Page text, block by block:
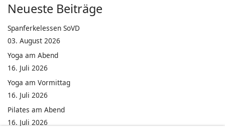
Neueste Beiträge
Spanferkelessen SoVD
03. August 2026
Yoga am Abend
16. Juli 2026
Yoga am Vormittag
16. Juli 2026
Pilates am Abend
16. Juli 2026